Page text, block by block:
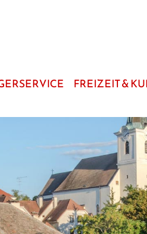
FREIZEIT &